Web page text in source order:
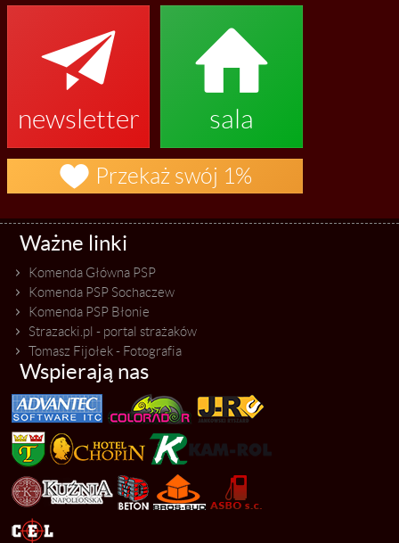

newsletter

sala
 Przekaż swój 1%
Ważne linki
Komenda Główna PSP
Komenda PSP Sochaczew
Komenda PSP Błonie
Strazacki.pl - portal strażaków
Tomasz Fijołek - Fotografia
Wspierają nas